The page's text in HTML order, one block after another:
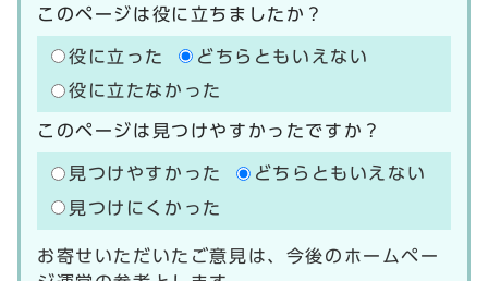
このページは役に立ちましたか？
役に立った
どちらともいえない
役に立たなかった
このページは見つけやすかったですか？
見つけやすかった
どちらともいえない
見つけにくかった
お寄せいただいたご意見は、今後のホームペー